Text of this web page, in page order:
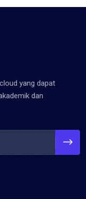
yang dapat
dan